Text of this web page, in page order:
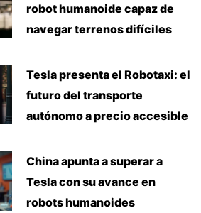
robot humanoide capaz de
navegar terrenos difíciles
Tesla presenta el Robotaxi: el
futuro del transporte
autónomo a precio accesible
China apunta a superar a
Tesla con su avance en
robots humanoides